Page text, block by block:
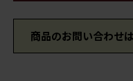
商品のお問い合わせ